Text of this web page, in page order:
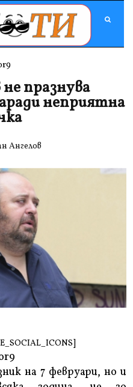
празнува
неприятна
Ангелов
на 7 февруари, но и